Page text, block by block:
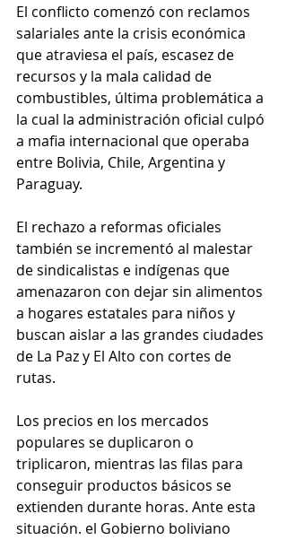
El conflicto comenzó con reclamos
salariales ante la crisis económica
que atraviesa el país, escasez de
recursos y la mala calidad de
combustibles, última problemática a
la cual la administración oficial culpó
a mafia internacional que operaba
entre Bolivia, Chile, Argentina y
Paraguay.
El rechazo a reformas oficiales
también se incrementó al malestar
de sindicalistas e indígenas que
amenazaron con dejar sin alimentos
a hogares estatales para niños y
buscan aislar a las grandes ciudades
de La Paz y El Alto con cortes de
rutas.
Los precios en los mercados
populares se duplicaron o
triplicaron, mientras las filas para
conseguir productos básicos se
extienden durante horas. Ante esta
situación. el Gobierno boliviano